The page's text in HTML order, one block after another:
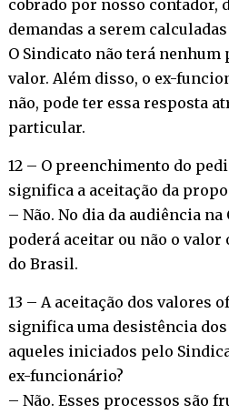
cobrado por nosso contador,
demandas a serem
O Sindicato não terá nenhum
valor. Além disso, o ex-
não, pode ter essa resposta
particular.
12 – O preenchimento do
significa a aceitação da
– Não. No dia da audiência na
poderá aceitar ou não o valor
do Brasil.
13 – A aceitação dos valores
significa uma desistência
aqueles iniciados pelo
ex-funcionário?
– Não. Esses processos são